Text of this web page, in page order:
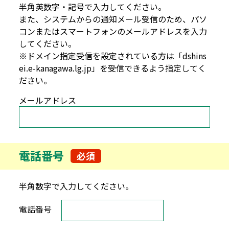
半角英数字・記号で入力してください。
また、システムからの通知メール受信のため、パソ
コンまたはスマートフォンのメールアドレスを入力
してください。
※ドメイン指定受信を設定されている方は「dshins
ei.e-kanagawa.lg.jp」を受信できるよう指定してく
ださい。
メールアドレス
電話番号 必須
半角数字で入力してください。
電話番号